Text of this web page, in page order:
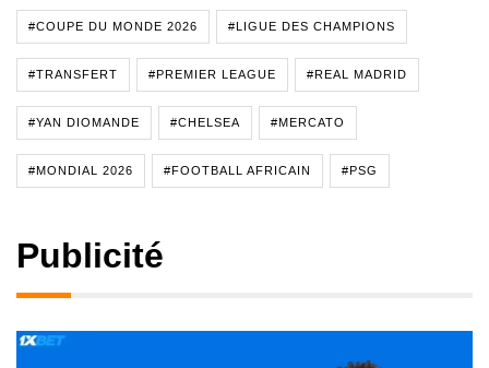
#COUPE DU MONDE 2026 #LIGUE DES CHAMPIONS
#TRANSFERT #PREMIER LEAGUE #REAL MADRID
#YAN DIOMANDE #CHELSEA #MERCATO
#MONDIAL 2026 #FOOTBALL AFRICAIN #PSG
Publicité